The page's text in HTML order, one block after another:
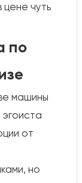
цене чуть
по
машины
от
но